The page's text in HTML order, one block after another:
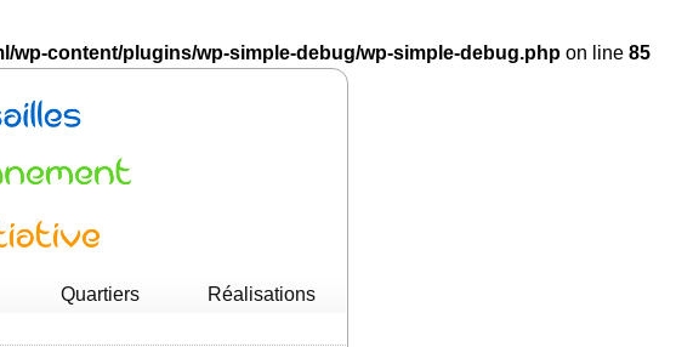
wp-content/plugins/wp-simple-debug/wp-simple-debug.php on line 85
Quartiers Réalisations